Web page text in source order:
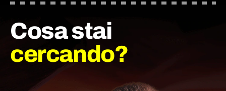
Cosa stai
cercando?